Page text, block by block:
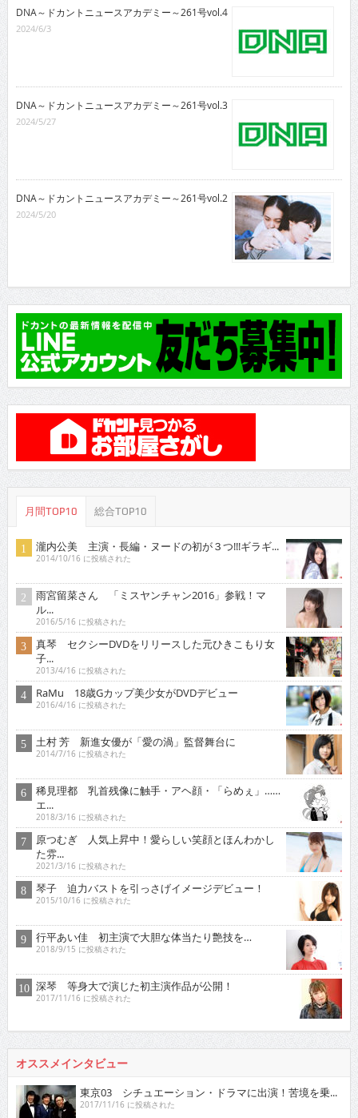
DNA～ドカントニュースアカデミー～261号vol.4
2024/6/3
DNA～ドカントニュースアカデミー～261号vol.3
2024/5/27
DNA～ドカントニュースアカデミー～261号vol.2
2024/5/20
月間TOP10 総合TOP10
瀧内公美 主演・長編・ヌードの初が３つ!!!ギラギ...
2014/10/16 に投稿された
雨宮留菜さん 「ミスヤンチャン2016」参戦！マ
ル...
2016/5/16 に投稿された
真琴 セクシーDVDをリリースした元ひきこもり女
子...
2013/4/16 に投稿された
RaMu 18歳Gカップ美少女がDVDデビュー
2016/4/16 に投稿された
土村 芳 新進女優が「愛の渦」監督舞台に
2014/7/16 に投稿された
稀見理都 乳首残像に触手・アヘ顔・「らめぇ」……
エ...
2018/3/16 に投稿された
原つむぎ 人気上昇中！愛らしい笑顔とほんわかし
た雰...
2021/3/16 に投稿された
琴子 迫力バストを引っさげイメージデビュー！
2015/10/16 に投稿された
行平あい佳 初主演で大胆な体当たり艶技を…
2018/9/15 に投稿された
深琴 等身大で演じた初主演作品が公開！
2017/11/16 に投稿された
オススメインタビュー
東京03 シチュエーション・ドラマに出演！苦境を乗...
2017/11/16 に投稿された